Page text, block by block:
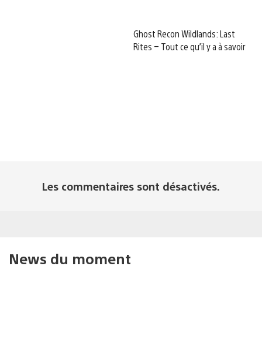
Ghost Recon Wildlands: Last
Rites – Tout ce qu’il y a à savoir
Les commentaires sont désactivés.
News du moment